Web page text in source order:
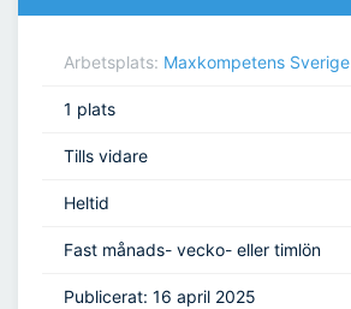
Arbetsplats: Maxkompetens Sverige
1 plats
Tills vidare
Heltid
Fast månads- vecko- eller timlön
Publicerat: 16 april 2025